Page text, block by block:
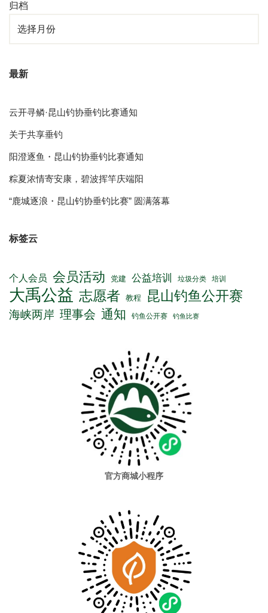
归档
最新
云开寻鳞·昆山钓协垂钓比赛通知
关于共享垂钓
阳澄逐鱼・昆山钓协垂钓比赛通知
粽夏浓情寄安康，碧波挥竿庆端阳
“鹿城逐浪・昆山钓协垂钓比赛” 圆满落幕
标签云
个人会员 会员活动 党建 公益培训 垃圾分类 培训
大禹公益 志愿者 教程 昆山钓鱼公开赛
海峡两岸 理事会 通知 钓鱼公开赛 钓鱼比赛
官方商城小程序